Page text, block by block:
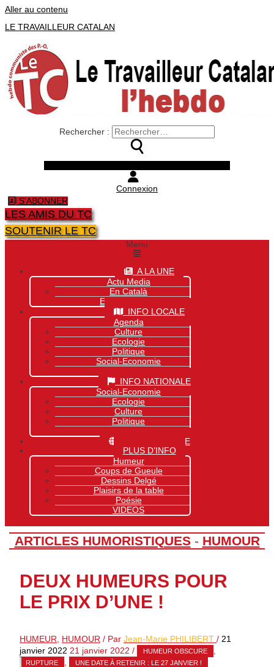
Aller au contenu
LE TRAVAILLEUR CATALAN
Rechercher :
Connexion
S'ABONNER
LES AMIS DU TC
SOUTENIR LE TC
Menu
A LA UNE
Actu Media
En Català
Exclusivité Site
INFO LOCALE
Agenda
Culture
Ecologie
Politique
Social-Economie
INFO NATIONALE
Social-Economie
Ecologie
Culture
Politique
INFO MONDIALE
PLUS D’INFO
Humeur
Coups de Gueule
Dessins Delgé
Plaisirs de la table
Poésie
VIDEOS
ARTICLES HUMORISTIQUES- HUMOUR
DEUX HUMEURS POUR
LE PRIX D’UNE !
HUMEUR, HUMOUR / ParJean-Marie PHILIBERT /21
janvier 2022 21 janvier 2022 / HUMEUR OBSCURE ,
RUPTURE , UNE DATE À RETENIR : LE 27 JANVIER !